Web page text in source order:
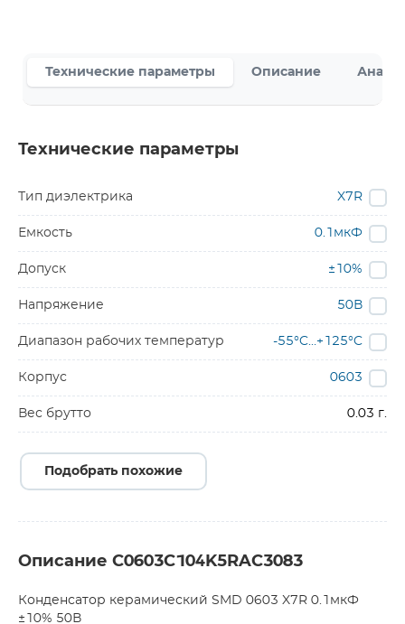
Технические параметры Описание
Технические параметры
Тип диэлектрика X7R
Емкость 0.1мкФ
Допуск ±10%
Напряжение 50В
Диапазон рабочих температур -55°C…+125°C
Корпус 0603
Вес брутто 0.03 г.
Подобрать похожие
Описание C0603C104K5RAC3083
Конденсатор керамический SMD 0603 X7R 0.1мкФ
±10% 50В